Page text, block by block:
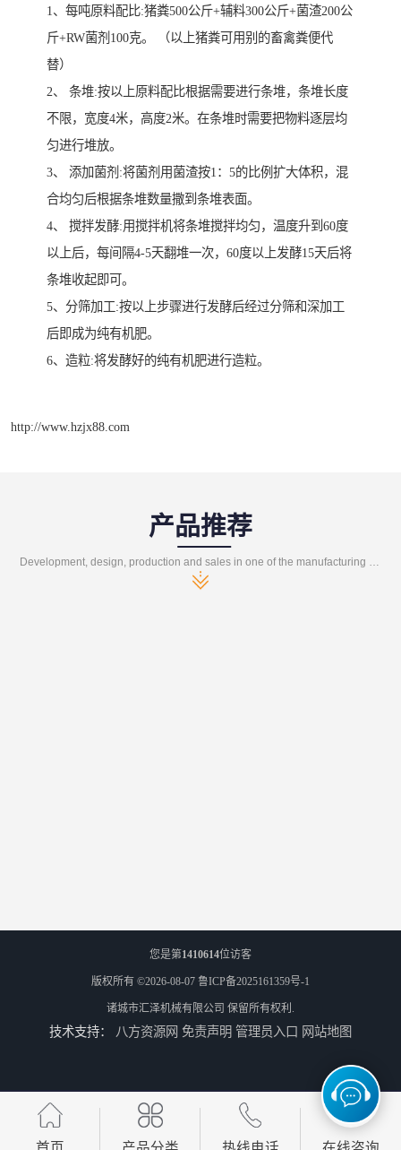
1、每吨原料配比:猪粪500公斤+辅料300公斤+菌渣200公
斤+RW菌剂100克。 （以上猪粪可用别的畜禽粪便代
替）
2、 条堆:按以上原料配比根据需要进行条堆，条堆长度
不限，宽度4米，高度2米。在条堆时需要把物料逐层均
匀进行堆放。
3、 添加菌剂:将菌剂用菌渣按1：5的比例扩大体积，混
合均匀后根据条堆数量撒到条堆表面。
4、 搅拌发酵:用搅拌机将条堆搅拌均匀，温度升到60度
以上后，每间隔4-5天翻堆一次，60度以上发酵15天后将
条堆收起即可。
5、分筛加工:按以上步骤进行发酵后经过分筛和深加工
后即成为纯有机肥。
6、造粒:将发酵好的纯有机肥进行造粒。
http://www.hzjx88.com
产品推荐
Development, design, production and sales in one of the manufacturing enterprises
您是第1410614位访客
版权所有 ©2026-08-07 鲁ICP备2025161359号-1
诸城市汇泽机械有限公司 保留所有权利.
技术支持： 八方资源网 免责声明 管理员入口 网站地图